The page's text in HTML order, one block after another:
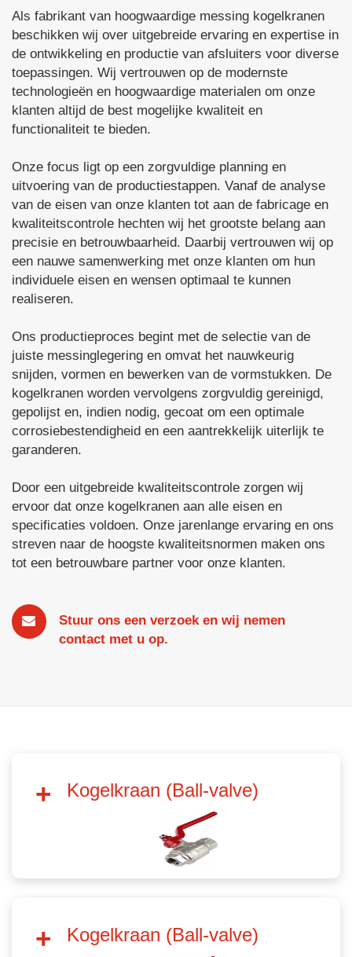
Als fabrikant van hoogwaardige messing kogelkranen
beschikken wij over uitgebreide ervaring en expertise in
de ontwikkeling en productie van afsluiters voor diverse
toepassingen. Wij vertrouwen op de modernste
technologieën en hoogwaardige materialen om onze
klanten altijd de best mogelijke kwaliteit en
functionaliteit te bieden.
Onze focus ligt op een zorgvuldige planning en
uitvoering van de productiestappen. Vanaf de analyse
van de eisen van onze klanten tot aan de fabricage en
kwaliteitscontrole hechten wij het grootste belang aan
precisie en betrouwbaarheid. Daarbij vertrouwen wij op
een nauwe samenwerking met onze klanten om hun
individuele eisen en wensen optimaal te kunnen
realiseren.
Ons productieproces begint met de selectie van de
juiste messinglegering en omvat het nauwkeurig
snijden, vormen en bewerken van de vormstukken. De
kogelkranen worden vervolgens zorgvuldig gereinigd,
gepolijst en, indien nodig, gecoat om een optimale
corrosiebestendigheid en een aantrekkelijk uiterlijk te
garanderen.
Door een uitgebreide kwaliteitscontrole zorgen wij
ervoor dat onze kogelkranen aan alle eisen en
specificaties voldoen. Onze jarenlange ervaring en ons
streven naar de hoogste kwaliteitsnormen maken ons
tot een betrouwbare partner voor onze klanten.
Stuur ons een verzoek en wij nemen
contact met u op.
Kogelkraan (Ball-valve)
Kogelkraan (Ball-valve)